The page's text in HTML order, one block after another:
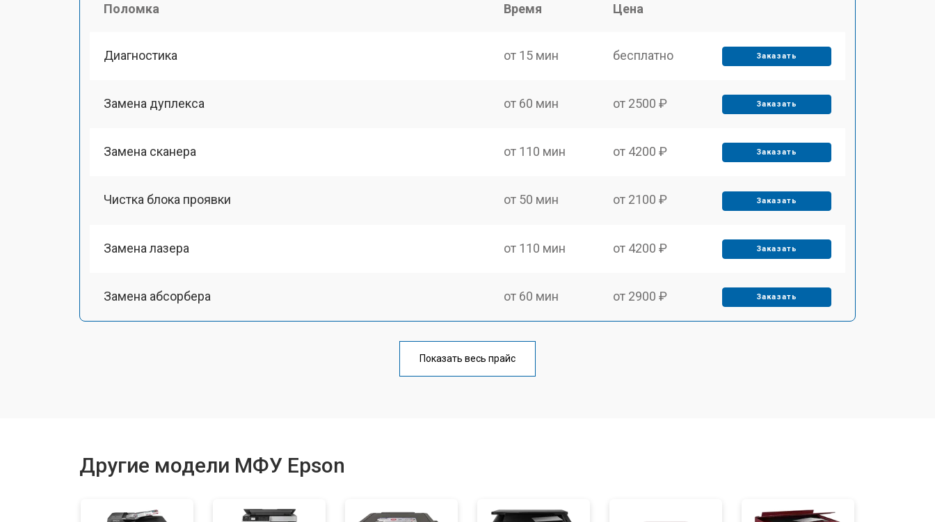
Поломка Время Цена
Диагностика от 15 мин бесплатно Заказать
Замена дуплекса от 60 мин от 2500 ₽ Заказать
Замена сканера от 110 мин от 4200 ₽ Заказать
Чистка блока проявки от 50 мин от 2100 ₽ Заказать
Замена лазера от 110 мин от 4200 ₽ Заказать
Замена абсорбера от 60 мин от 2900 ₽ Заказать
от 100 мин
Показать весь прайс
Другие модели МФУ Epson